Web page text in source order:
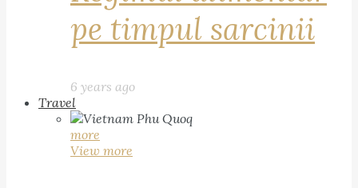
pe timpul sarcinii
6 years ago
Travel
more
View more